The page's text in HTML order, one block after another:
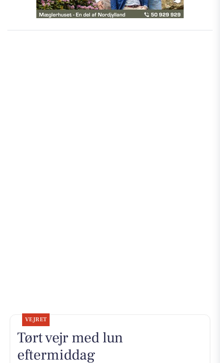
VEJRET
Tørt vejr med lun
eftermiddag